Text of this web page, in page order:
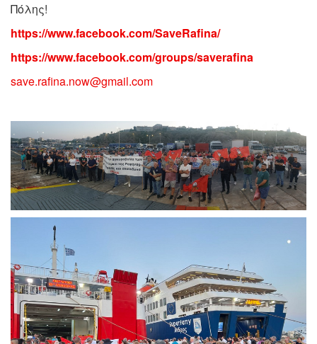
Πόλης!
https://www.facebook.com/SaveRafina/
https://www.facebook.com/groups/saverafina
save.rafina.now@gmail.com